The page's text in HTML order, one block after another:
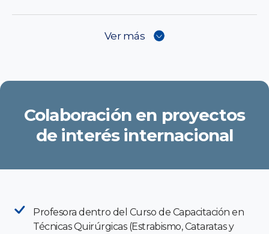
Ver más
Colaboración en proyectos
de interés internacional
Profesora dentro del Curso de Capacitación en
Técnicas Quirúrgicas (Estrabismo, Cataratas y